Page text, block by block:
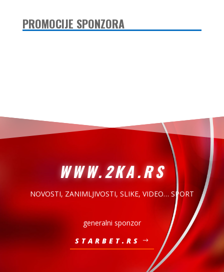
PROMOCIJE SPONZORA
WWW.2KA.RS
NOVOSTI, ZANIMLJIVOSTI, SLIKE, VIDEO… SPORT
generalni sponzor
STARBET.RS